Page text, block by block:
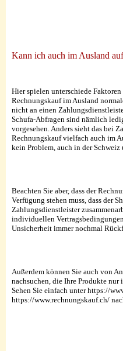
Kann ich auch im Ausland
Hier spielen unterschiede
Rechnungskauf im Ausland
nicht an einen
Schufa-Abfragen sind nämlich
vorgesehen. Anders sieht das bei
Rechnungskauf vielfach auch im
kein Problem, auch in der Schweiz
Beachten Sie aber, dass der
Verfügung stehen muss, dass der
Zahlungsdienstleister
individuellen
Unsicherheit immer nochmal
Außerdem können Sie auch von
nachsuchen, die Ihre Produkte nur
Sehen Sie einfach unter https://
https://www.rechnungskauf.ch/